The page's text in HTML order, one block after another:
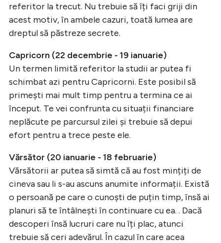
referitor la trecut. Nu trebuie să îți faci griji din
acest motiv, în ambele cazuri, toată lumea are
dreptul să păstreze secrete.
Capricorn (22 decembrie - 19 ianuarie)
Un termen limită referitor la studii ar putea fi
schimbat azi pentru Capricorni. Este posibil să
primești mai mult timp pentru a termina ce ai
început. Te vei confrunta cu situații financiare
neplăcute pe parcursul zilei și trebuie să depui
efort pentru a trece peste ele.
Vărsător (20 ianuarie - 18 februarie)
Vărsătorii ar putea să simtă că au fost mințiți de
cineva sau li s-au ascuns anumite informații. Există
o persoană pe care o cunoști de puțin timp, însă ai
planuri să te întâlnești în continuare cu ea. . Dacă
descoperi însă lucruri care nu îți plac, atunci
trebuie să ceri adevărul. În cazul în care acea